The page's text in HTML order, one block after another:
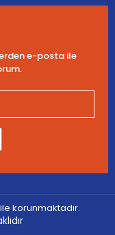
e-posta ile
korunmaktadır.